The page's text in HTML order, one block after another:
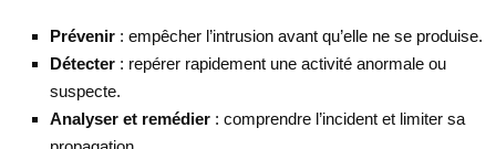
Prévenir : empêcher l’intrusion avant qu’elle ne se produise.
Détecter : repérer rapidement une activité anormale ou
suspecte.
Analyser et remédier : comprendre l’incident et limiter sa